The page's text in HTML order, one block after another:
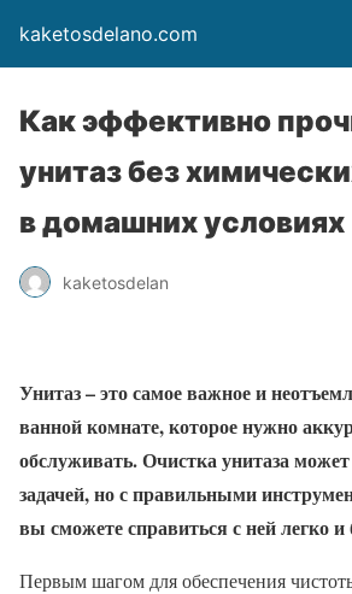
kaketosdelano.com
Как эффективно
унитаз без
в домашних условиях
kaketosdelan
Унитаз – это самое важное и
ванной комнате, которое нужно
обслуживать. Очистка унитаза
задачей, но с правильными
вы сможете справиться с ней легко
Первым шагом для обеспечения